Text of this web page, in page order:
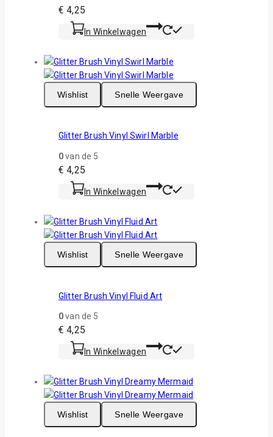
€ 4,25
In Winkelwagen
Wishlist Snelle Weergave
Glitter Brush Vinyl Swirl Marble
0van de 5
€ 4,25
In Winkelwagen
Wishlist Snelle Weergave
Glitter Brush Vinyl Fluid Art
0van de 5
€ 4,25
In Winkelwagen
Wishlist Snelle Weergave